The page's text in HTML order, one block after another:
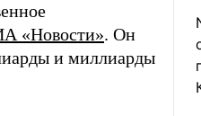
«Новости». Он
и миллиарды